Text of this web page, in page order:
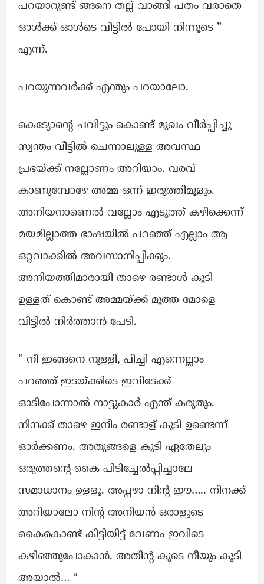
പറയാറുണ്ട് ങ്ങനെ തല്ല് വാങ്ങി പതം വരാതെ
ഓൾക്ക് ഓൾടെ വീട്ടിൽ പോയി നിന്നൂടെ ”
എന്ന്.
പറയുന്നവർക്ക് എന്തും പറയാലോ.
കെട്യോന്റെ ചവിട്ടും കൊണ്ട് മുഖം വീർപ്പിച്ചു
സ്വന്തം വീട്ടിൽ ചെന്നാലുള്ള അവസ്ഥ
പ്രഭയ്ക്ക് നല്ലോണം അറിയാം. വരവ്
കാണുമ്പോഴേ അമ്മ ഒന്ന് ഇരുത്തിമൂളും.
അനിയനാണെൽ വല്ലോം എടുത്ത് കഴിക്കെന്ന്
മയമില്ലാത്ത ഭാഷയിൽ പറഞ്ഞ് എല്ലാം ആ
ഒറ്റവാക്കിൽ അവസാനിപ്പിക്കും.
അനിയത്തിമാരായി താഴെ രണ്ടാൾ കൂടി
ഉള്ളത് കൊണ്ട് അമ്മയ്ക്ക് മൂത്ത മോളെ
വീട്ടിൽ നിർത്താൻ പേടി.
” നീ ഇങ്ങനെ നുള്ളി, പിച്ചി എന്നെല്ലാം
പറഞ്ഞ് ഇടയ്ക്കിടെ ഇവിടേക്ക്
ഓടിപോന്നാൽ നാട്ടുകാർ എന്ത് കരുതും.
നിനക്ക് താഴെ ഇനീം രണ്ടാള് കൂടി ഉണ്ടെന്ന്
ഓർക്കണം. അതുങ്ങളെ കൂടി ഏതേലും
ഒരുത്തന്റെ കൈ പിടിച്ചേൽപ്പിച്ചാലേ
സമാധാനം ഉളളൂ. അപ്പഴാ നിന്റ ഈ….. നിനക്ക്
അറിയാലോ നിന്റ അനിയൻ ഒരാളുടെ
കൈകൊണ്ട് കിട്ടിയിട്ട് വേണം ഇവിടെ
കഴിഞ്ഞുപോകാൻ. അതിന്റ കൂടെ നീയും കൂടി
അയാൽ… “